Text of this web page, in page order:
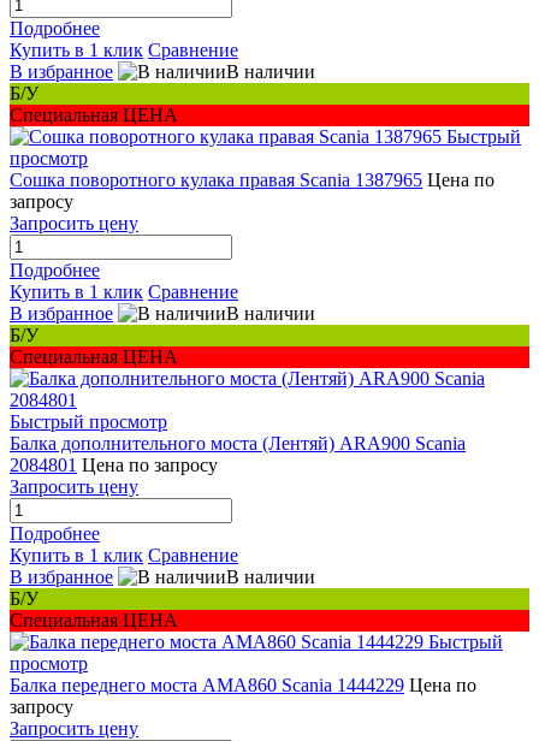
Подробнее
Купить в 1 клик Сравнение
В избранное
В наличии
Б/У
Специальная ЦЕНА
Быстрый
просмотр
Сошка поворотного кулака правая Scania 1387965 Цена по
запросу
Запросить цену
Подробнее
Купить в 1 клик Сравнение
В избранное
В наличии
Б/У
Специальная ЦЕНА
Быстрый просмотр
Балка дополнительного моста (Лентяй) ARA900 Scania
2084801 Цена по запросу
Запросить цену
Подробнее
Купить в 1 клик Сравнение
В избранное
В наличии
Б/У
Специальная ЦЕНА
Быстрый
просмотр
Балка переднего моста AMA860 Scania 1444229 Цена по
запросу
Запросить цену